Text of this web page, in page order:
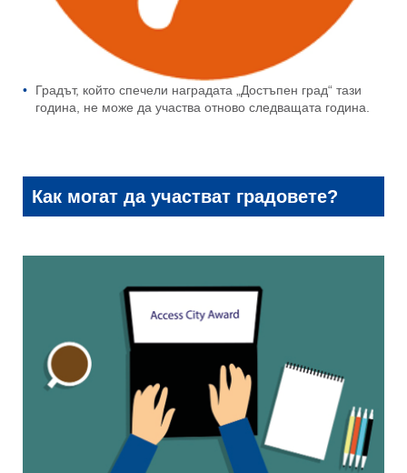
Градът, който спечели наградата „Достъпен град“ тази
година, не може да участва отново следващата година.
Как могат да участват градовете?